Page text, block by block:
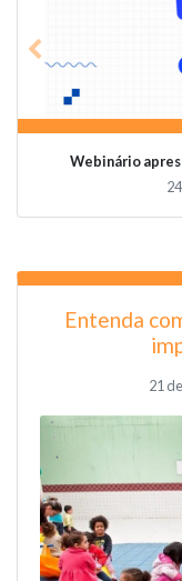
Webinário
Previous
Entenda
21